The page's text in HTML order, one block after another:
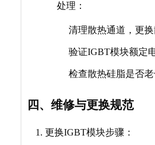
处理 ：
清理散热通道，更换
验证IGBT模块额定
检查散热硅脂是否老
四、维修与更换规范
更换IGBT模块步骤 ：